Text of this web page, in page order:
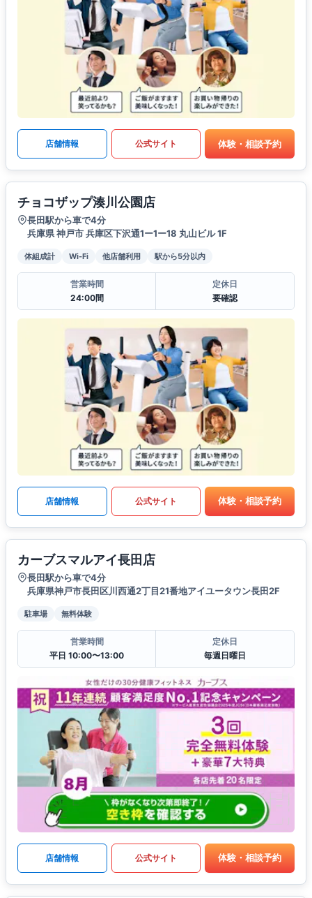
店舗情報 公式サイト 体験・相談予約
チョコザップ湊川公園店
長田駅から車で4分
兵庫県 神戸市 兵庫区下沢通1ー1ー18 丸山ビル 1F
体組成計 Wi-Fi 他店舗利用 駅から5分以内
営業時間
24:00間
定休日
要確認
店舗情報 公式サイト 体験・相談予約
カーブスマルアイ長田店
長田駅から車で4分
兵庫県神戸市長田区川西通2丁目21番地アイユータウン長田2F
駐車場 無料体験
営業時間
平日 10:00〜13:00
定休日
毎週日曜日
店舗情報 公式サイト 体験・相談予約